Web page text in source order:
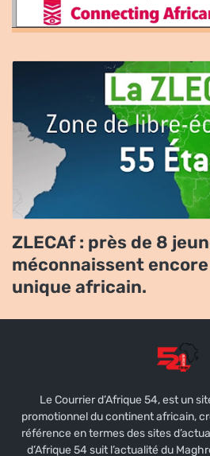
ZLECAf : près de 8
méconnaissent
unique africain.
Le Courrier d’Afrique 54, est un
promotionnel du continent africain,
référence en termes des sites
d’Afrique 54 suit l’actualité du